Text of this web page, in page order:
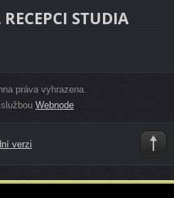
STUDIA
práva vyhrazena.
Webnode
verzi